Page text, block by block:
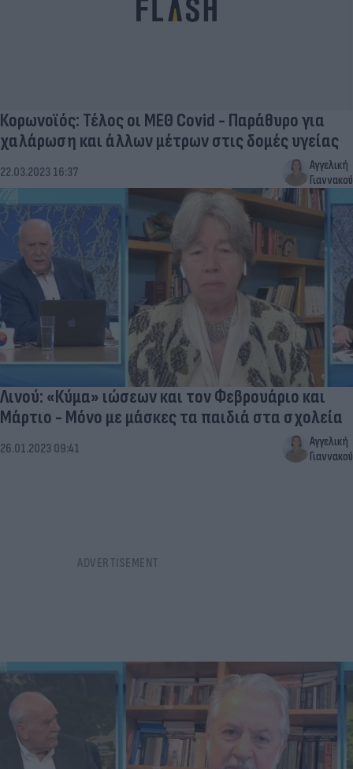
Κορωνοϊός: Τέλος οι ΜΕΘ Covid - Παράθυρο για
χαλάρωση και άλλων μέτρων στις δομές υγείας
22.03.2023 16:37
Αγγελική
Γιαννακού
Λινού: «Κύμα» ιώσεων και τον Φεβρουάριο και
Μάρτιο - Μόνο με μάσκες τα παιδιά στα σχολεία
26.01.2023 09:41
Αγγελική
Γιαννακού